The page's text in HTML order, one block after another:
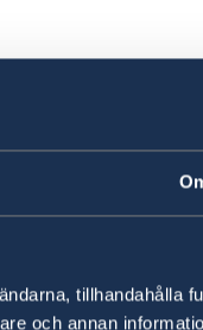
tillhandahålla
och annan
parliament,
how to vote
citizens